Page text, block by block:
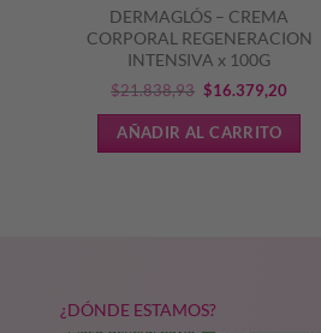
DERMAGLÓS – CREMA
CORPORAL REGENERACION
INTENSIVA x 100G
$21.838,93 El
precio
original
$16.379,20
precio
actual
AÑADIR AL CARRITO
¿DÓNDE ESTAMOS?